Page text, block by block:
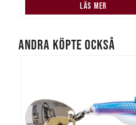
LÄS MER
ANDRA KÖPTE OCKSÅ